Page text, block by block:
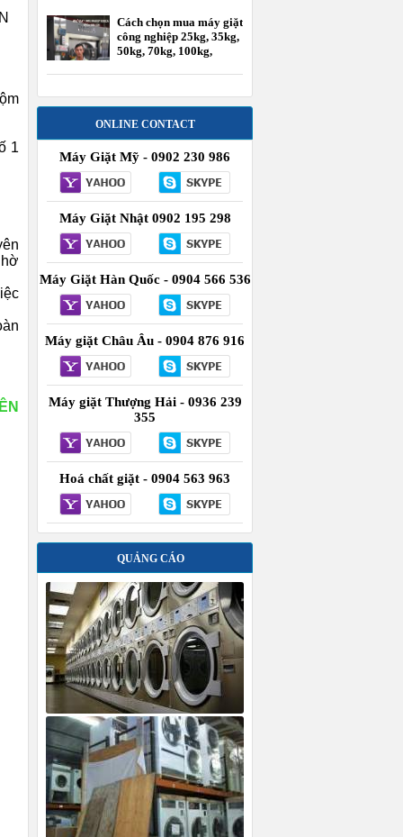
1
Cách chọn mua máy giặt
công nghiệp 25kg, 35kg,
50kg, 70kg, 100kg,
ONLINE CONTACT
Máy Giặt Mỹ - 0902 230 986
Máy Giặt Nhật 0902 195 298
Máy Giặt Hàn Quốc - 0904 566 536
Máy giặt Châu Âu - 0904 876 916
Máy giặt Thượng Hải - 0936 239
355
Hoá chất giặt - 0904 563 963
QUẢNG CÁO